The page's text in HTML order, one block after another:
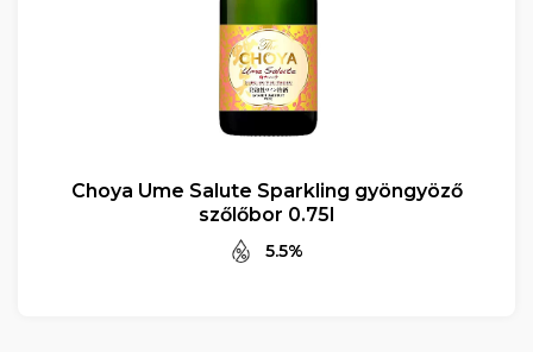
Choya Ume Salute Sparkling gyöngyöző
szőlőbor 0.75l
5.5%